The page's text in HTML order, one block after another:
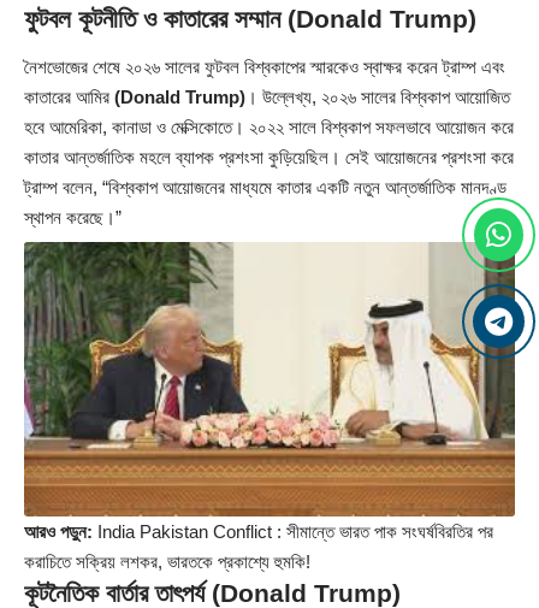
ফুটবল কূটনীতি ও কাতারের সম্মান (Donald Trump)
নৈশভোজের শেষে ২০২৬ সালের ফুটবল বিশ্বকাপের স্মারকেও স্বাক্ষর করেন ট্রাম্প এবং
কাতারের আমির (Donald Trump) । উল্লেখ্য, ২০২৬ সালের বিশ্বকাপ আয়োজিত
হবে আমেরিকা, কানাডা ও মেক্সিকোতে। ২০২২ সালে বিশ্বকাপ সফলভাবে আয়োজন করে
কাতার আন্তর্জাতিক মহলে ব্যাপক প্রশংসা কুড়িয়েছিল। সেই আয়োজনের প্রশংসা করে
ট্রাম্প বলেন, “বিশ্বকাপ আয়োজনের মাধ্যমে কাতার একটি নতুন আন্তর্জাতিক মানদণ্ড
স্থাপন করেছে।”
আরও পড়ুন: India Pakistan Conflict : সীমান্তে ভারত পাক সংঘর্ষবিরতির পর
করাচিতে সক্রিয় লশকর, ভারতকে প্রকাশ্যে হুমকি!
কূটনৈতিক বার্তার তাৎপর্য (Donald Trump)